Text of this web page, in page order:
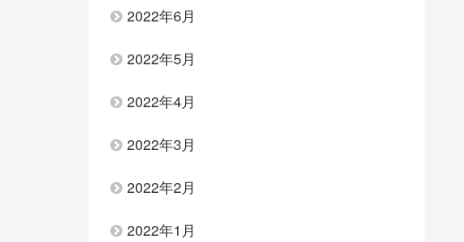
2022年6月
2022年5月
2022年4月
2022年3月
2022年2月
2022年1月